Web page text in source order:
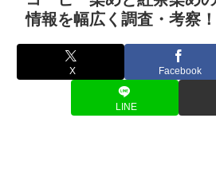
情報を幅広く調査・考察！
X Facebook
LINE